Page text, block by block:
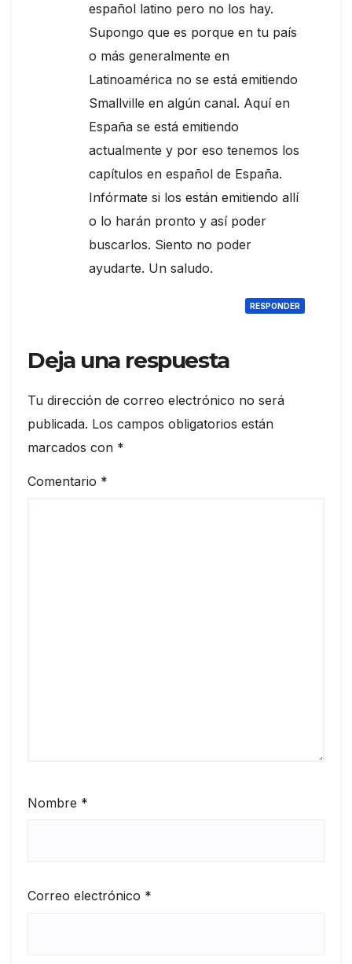
español latino pero no los hay.
Supongo que es porque en tu país
o más generalmente en
Latinoamérica no se está emitiendo
Smallville en algún canal. Aquí en
España se está emitiendo
actualmente y por eso tenemos los
capítulos en español de España.
Infórmate si los están emitiendo allí
o lo harán pronto y así poder
buscarlos. Siento no poder
ayudarte. Un saludo.
RESPONDER
Deja una respuesta
Tu dirección de correo electrónico no será
publicada. Los campos obligatorios están
marcados con *
Comentario *
Nombre *
Correo electrónico *